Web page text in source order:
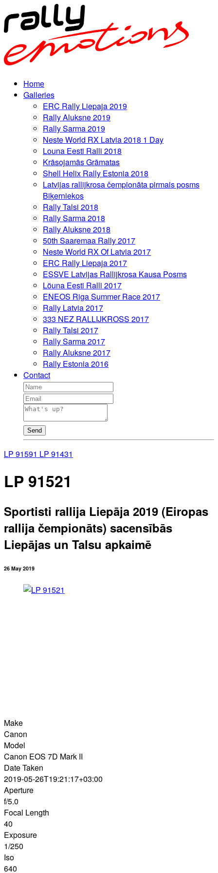
Home
Galleries
ERC Rally Liepaja 2019
Rally Aluksne 2019
Rally Sarma 2019
Neste World RX Latvia 2018 1 Day
Louna Eesti Ralli 2018
Krāsojamās Grāmatas
Shell Helix Rally Estonia 2018
Latvijas rallijkrosa čempionāta pirmais posms
Biķerniekos
Rally Talsi 2018
Rally Sarma 2018
Rally Aluksne 2018
50th Saaremaa Rally 2017
Neste World RX Of Latvia 2017
ERC Rally Liepaja 2017
ESSVE Latvijas Rallijkrosa Kausa Posms
Lõuna Eesti Ralli 2017
ENEOS Riga Summer Race 2017
Rally Latvia 2017
333 NEZ RALLIJKROSS 2017
Rally Talsi 2017
Rally Sarma 2017
Rally Aluksne 2017
Rally Estonia 2016
Contact
Send
LP 91591 LP 91431
LP 91521
Sportisti rallija Liepāja 2019 (Eiropas
rallija čempionāts) sacensībās
Liepājas un Talsu apkaimē
26 May 2019
Make
Canon
Model
Canon EOS 7D Mark II
Date Taken
2019-05-26T19:21:17+03:00
Aperture
f/5.0
Focal Length
40
Exposure
1/250
Iso
640